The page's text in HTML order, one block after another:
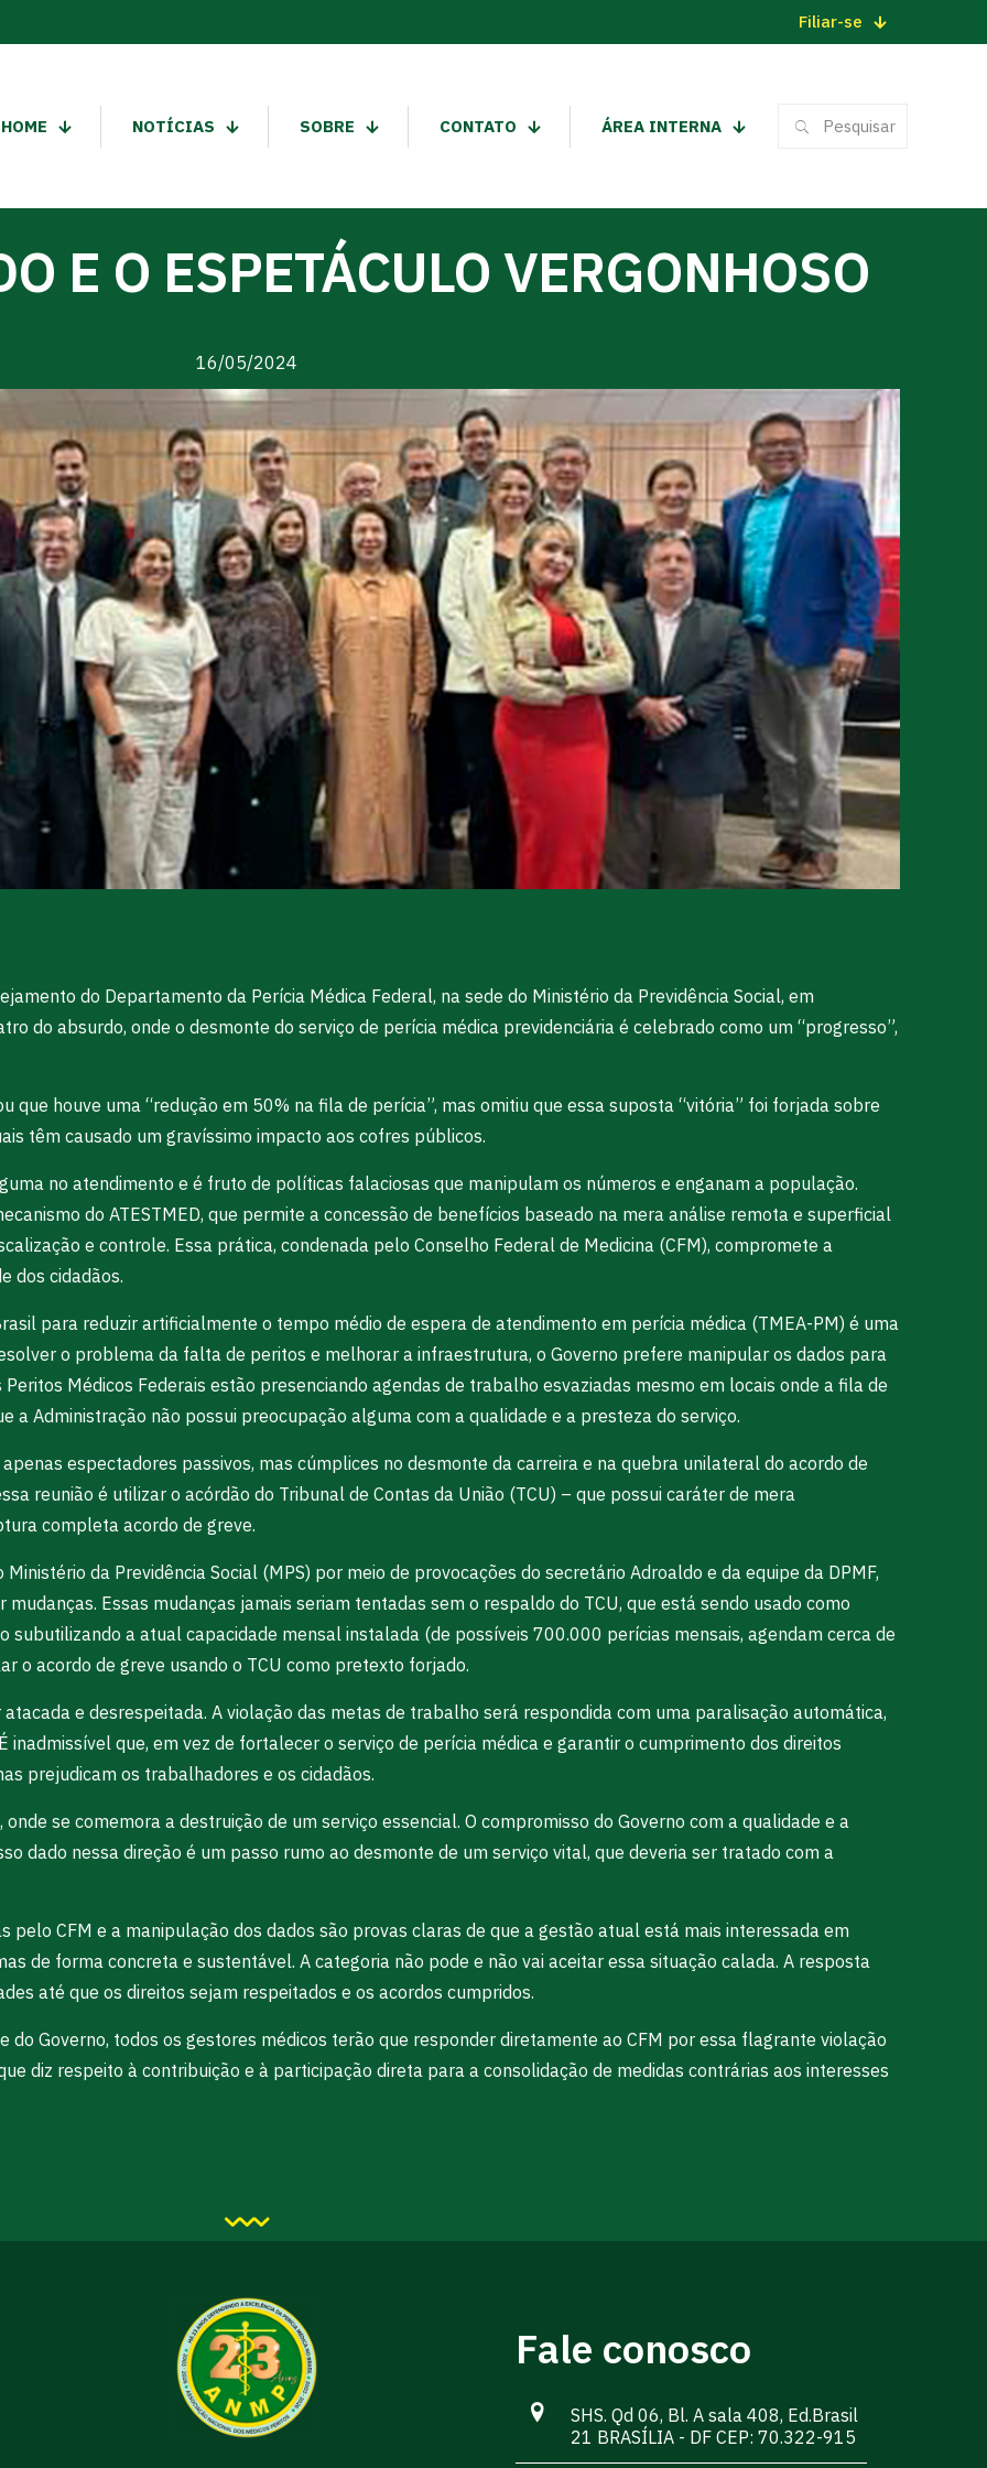
Filiar-se
HOME NOTÍCIAS SOBRE CONTATO ÁREA INTERNA
E O ESPETÁCULO VERGONHOSO
16/05/2024
do Departamento da Perícia Médica Federal, na sede do Ministério da Previdência Social, em
do absurdo, onde o desmonte do serviço de perícia médica previdenciária é celebrado como um “progresso”,
que houve uma “redução em 50% na fila de perícia”, mas omitiu que essa suposta “vitória” foi forjada sobre
têm causado um gravíssimo impacto aos cofres públicos.
no atendimento e é fruto de políticas falaciosas que manipulam os números e enganam a população.
do ATESTMED, que permite a concessão de benefícios baseado na mera análise remota e superficial
e controle. Essa prática, condenada pelo Conselho Federal de Medicina (CFM), compromete a
dos cidadãos.
para reduzir artificialmente o tempo médio de espera de atendimento em perícia médica (TMEA-PM) é uma
o problema da falta de peritos e melhorar a infraestrutura, o Governo prefere manipular os dados para
Médicos Federais estão presenciando agendas de trabalho esvaziadas mesmo em locais onde a fila de
a Administração não possui preocupação alguma com a qualidade e a presteza do serviço.
espectadores passivos, mas cúmplices no desmonte da carreira e na quebra unilateral do acordo de
reunião é utilizar o acórdão do Tribunal de Contas da União (TCU) – que possui caráter de mera
completa acordo de greve.
da Previdência Social (MPS) por meio de provocações do secretário Adroaldo e da equipe da DPMF,
Essas mudanças jamais seriam tentadas sem o respaldo do TCU, que está sendo usado como
a atual capacidade mensal instalada (de possíveis 700.000 perícias mensais, agendam cerca de
o acordo de greve usando o TCU como pretexto forjado.
e desrespeitada. A violação das metas de trabalho será respondida com uma paralisação automática,
inadmissível que, em vez de fortalecer o serviço de perícia médica e garantir o cumprimento dos direitos
prejudicam os trabalhadores e os cidadãos.
se comemora a destruição de um serviço essencial. O compromisso do Governo com a qualidade e a
dado nessa direção é um passo rumo ao desmonte de um serviço vital, que deveria ser tratado com a
pelo CFM e a manipulação dos dados são provas claras de que a gestão atual está mais interessada em
de forma concreta e sustentável. A categoria não pode e não vai aceitar essa situação calada. A resposta
até que os direitos sejam respeitados e os acordos cumpridos.
Governo, todos os gestores médicos terão que responder diretamente ao CFM por essa flagrante violação
diz respeito à contribuição e à participação direta para a consolidação de medidas contrárias aos interesses
Fale conosco
SHS. Qd 06, Bl. A sala 408, Ed.Brasil
21 BRASÍLIA - DF CEP: 70.322-915